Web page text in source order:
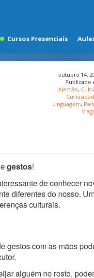
Cursos Presenciais
outubro 14,
Publicado
Alemão,
Linguagem,
gestos!
de conhecer
diferentes do nosso.
culturais.
gestos com as mãos
alguém no rosto,